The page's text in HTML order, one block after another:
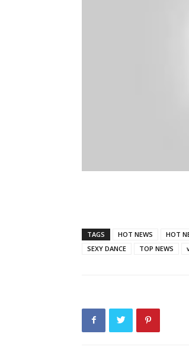
TAGS HOT NEWS HOT
SEXY DANCE
TOP NEWS